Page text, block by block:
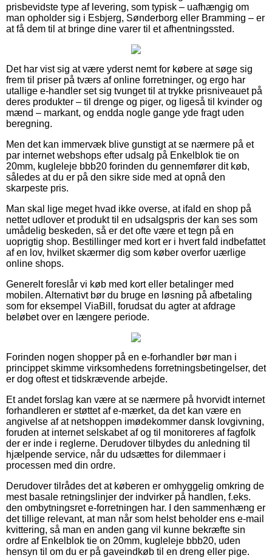
prisbevidste type af levering, som typisk – uafhængig om
man opholder sig i Esbjerg, Sønderborg eller Bramming – er
at få dem til at bringe dine varer til et afhentningssted.
Det har vist sig at være yderst nemt for købere at søge sig
frem til priser på tværs af online forretninger, og ergo har
utallige e-handler set sig tvunget til at trykke prisniveauet på
deres produkter – til drenge og piger, og ligeså til kvinder og
mænd – markant, og endda nogle gange yde fragt uden
beregning.
Men det kan immervæk blive gunstigt at se nærmere på et
par internet webshops efter udsalg på Enkelblok tie on
20mm, kugleleje bbb20 forinden du gennemfører dit køb,
således at du er på den sikre side med at opnå den
skarpeste pris.
Man skal lige meget hvad ikke overse, at ifald en shop på
nettet udlover et produkt til en udsalgspris der kan ses som
umådelig beskeden, så er det ofte være et tegn på en
uoprigtig shop. Bestillinger med kort er i hvert fald indbefattet
af en lov, hvilket skærmer dig som køber overfor uærlige
online shops.
Generelt foreslår vi køb med kort eller betalinger med
mobilen. Alternativt bør du bruge en løsning på afbetaling
som for eksempel ViaBill, forudsat du agter at afdrage
beløbet over en længere periode.
Forinden nogen shopper på en e-forhandler bør man i
princippet skimme virksomhedens forretningsbetingelser, det
er dog oftest et tidskrævende arbejde.
Et andet forslag kan være at se nærmere på hvorvidt internet
forhandleren er støttet af e-mærket, da det kan være en
angivelse af at netshoppen imødekommer dansk lovgivning,
foruden at internet selskabet af og til monitoreres af fagfolk
der er inde i reglerne. Derudover tilbydes du anledning til
hjælpende service, når du udsættes for dilemmaer i
processen med din ordre.
Derudover tilrådes det at køberen er omhyggelig omkring de
mest basale retningslinjer der indvirker på handlen, f.eks.
den ombytningsret e-forretningen har. I den sammenhæng er
det tillige relevant, at man når som helst beholder ens e-mail
kvittering, så man en anden gang vil kunne bekræfte sin
ordre af Enkelblok tie on 20mm, kugleleje bbb20, uden
hensyn til om du er på gaveindkøb til en dreng eller pige.